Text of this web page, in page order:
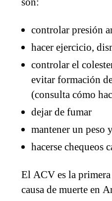
controlar presión
hacer ejercicio,
controlar el
evitar formación
(consulta cómo
dejar de fumar
mantener un peso
hacerse chequeos
El ACV es la primera
causa de muerte en